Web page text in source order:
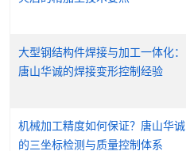
大型钢结构件焊接与加工一体化：
唐山华诚的焊接变形控制经验
机械加工精度如何保证？唐山华诚
的三坐标检测与质量控制体系